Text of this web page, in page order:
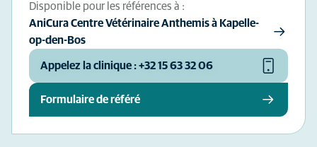
Disponible pour les références à :
AniCura Centre Vétérinaire Anthemis à Kapelle-
op-den-Bos
Appelez la clinique : +32 15 63 32 06
Formulaire de référé